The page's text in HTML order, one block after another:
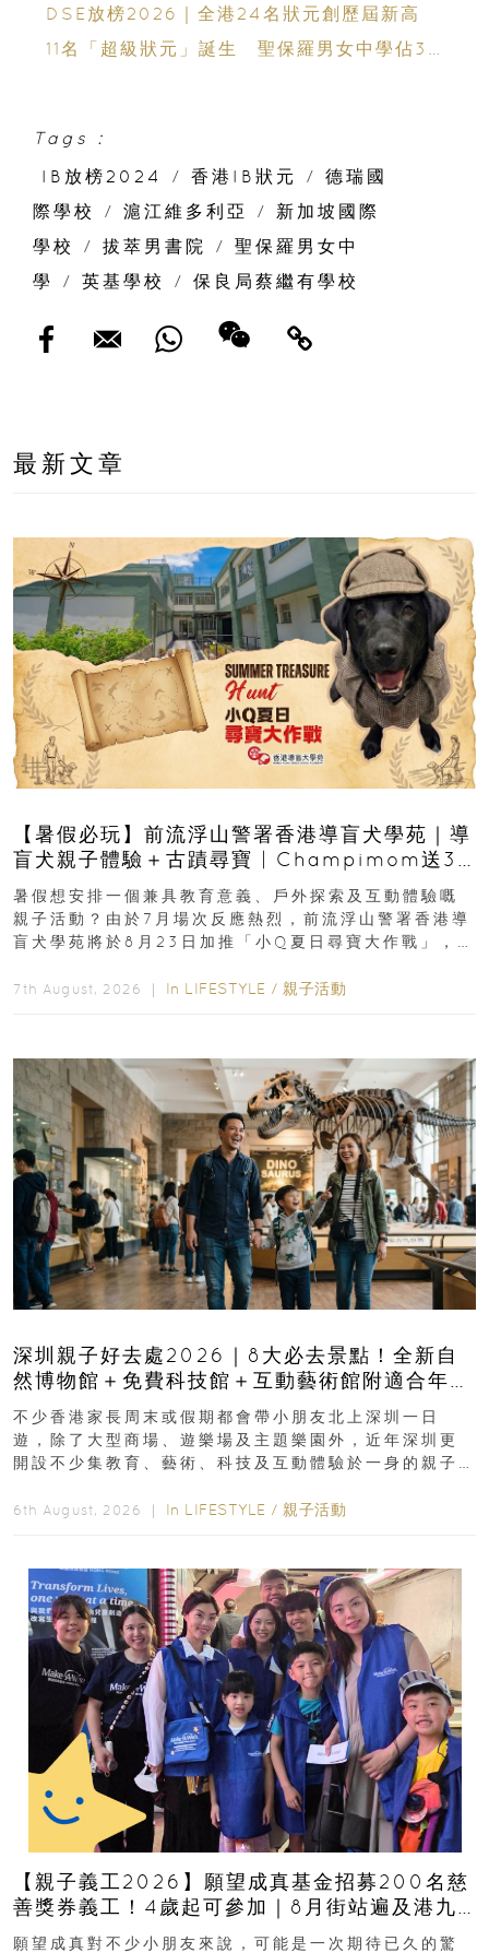
DSE放榜2026｜全港24名狀元創歷屆新高
11名「超級狀元」誕生 聖保羅男女中學佔3
Tags :
IB放榜2024
/ 香港IB狀元 /
德瑞國
際學校
/ 滬江維多利亞 /
新加坡國際
學校
/ 拔萃男書院 /
聖保羅男女中
學
/ 英基學校 / 保良局蔡繼有學校
最新文章
【暑假必玩】前流浮山警署香港導盲犬學苑｜導
盲犬親子體驗＋古蹟尋寶 | Champimom送3
組免費名額
暑假想安排一個兼具教育意義、戶外探索及互動體驗嘅
親子活動？由於7月場次反應熱烈，前流浮山警署香港導
盲犬學苑將於8月23日加推「小Q夏日尋寶大作戰」，家
7th August, 2026 ｜ In LIFESTYLE / 親子活動
深圳親子好去處2026｜8大必去景點！全新自
然博物館＋免費科技館＋互動藝術館附適合年
齡、交通、門票、開放時間
不少香港家長周末或假期都會帶小朋友北上深圳一日
遊，除了大型商場、遊樂場及主題樂園外，近年深圳更
開設不少集教育、藝術、科技及互動體驗於一身的親子
6th August, 2026 ｜ In LIFESTYLE / 親子活動
【親子義工2026】願望成真基金招募200名慈
善獎券義工！4歲起可參加｜8月街站遍及港九
新界
願望成真對不少小朋友來說，可能是一次期待已久的驚